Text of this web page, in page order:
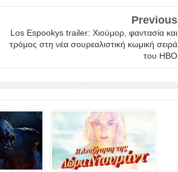
Previous
Los Espookys trailer: Χιούμορ, φαντασία και
τρόμος στη νέα σουρεαλιστική κωμική σειρά
του HBO